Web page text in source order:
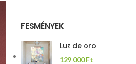
FESMÉNYEK
Luz de oro
129 000Ft